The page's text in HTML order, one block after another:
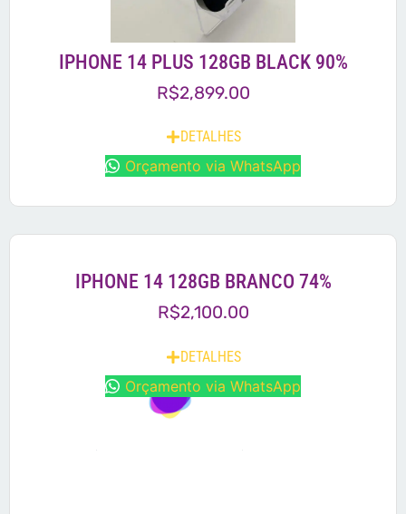
IPHONE 14 PLUS 128GB BLACK 90%
R$2,899.00
DETALHES
Orçamento via WhatsApp
IPHONE 14 128GB BRANCO 74%
R$2,100.00
DETALHES
Orçamento via WhatsApp